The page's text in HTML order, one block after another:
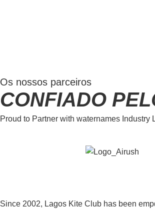
Os nossos parceiros
CONFIADO
Proud to Partner with waternames
Since 2002, Lagos Kite Club has been